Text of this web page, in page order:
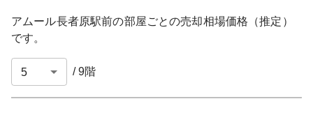
アムール長者原駅前の部屋ごとの売却相場価格（推定）
です。
/9階